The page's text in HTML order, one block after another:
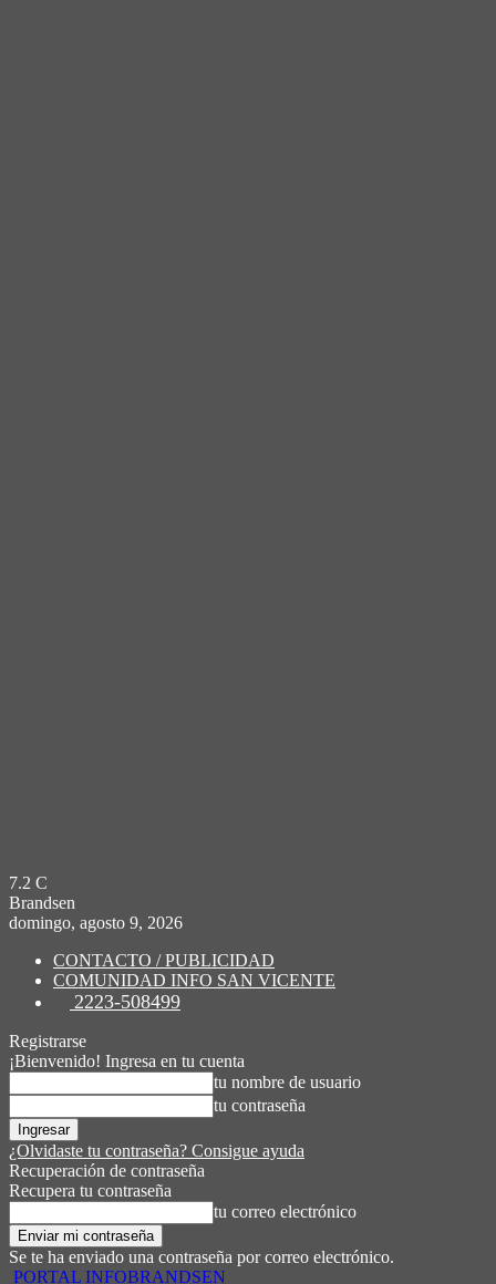
7.2 C
Brandsen
domingo, agosto 9, 2026
CONTACTO / PUBLICIDAD
COMUNIDAD INFO SAN VICENTE
2223-508499
Registrarse
¡Bienvenido! Ingresa en tu cuenta
tu nombre de usuario
tu contraseña
¿Olvidaste tu contraseña? Consigue ayuda
Recuperación de contraseña
Recupera tu contraseña
tu correo electrónico
Se te ha enviado una contraseña por correo electrónico.
PORTAL INFOBRANDSEN